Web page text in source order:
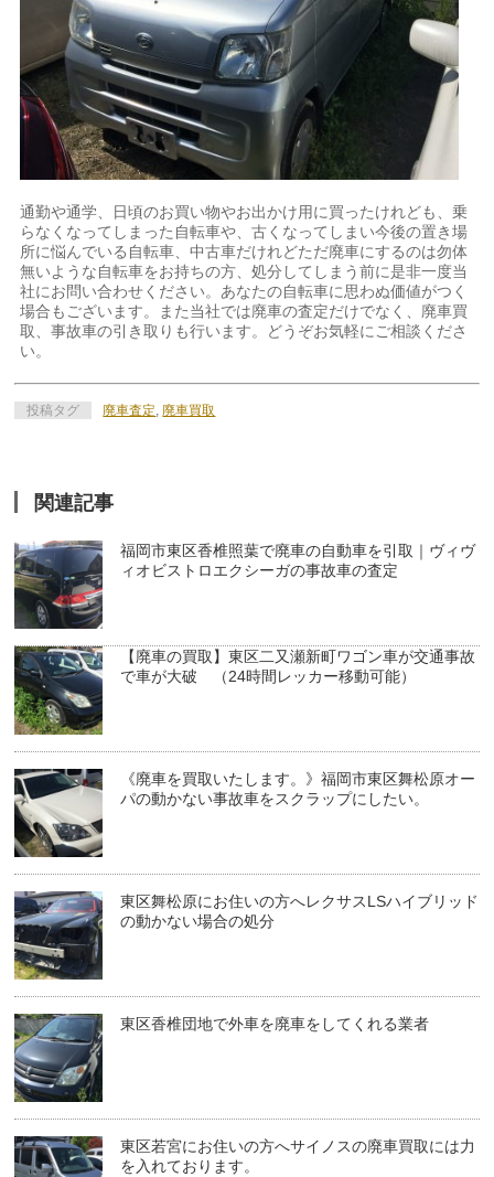
通勤や通学、日頃のお買い物やお出かけ用に買ったけれども、乗
らなくなってしまった自転車や、古くなってしまい今後の置き場
所に悩んでいる自転車、中古車だけれどただ廃車にするのは勿体
無いような自転車をお持ちの方、処分してしまう前に是非一度当
社にお問い合わせください。あなたの自転車に思わぬ価値がつく
場合もございます。また当社では廃車の査定だけでなく、廃車買
取、事故車の引き取りも行います。どうぞお気軽にご相談くださ
い。
投稿タグ 廃車査定,廃車買取
関連記事
福岡市東区香椎照葉で廃車の自動車を引取｜ヴィヴ
ィオビストロエクシーガの事故車の査定
【廃車の買取】東区二又瀬新町ワゴン車が交通事故
で車が大破 （24時間レッカー移動可能）
《廃車を買取いたします。》福岡市東区舞松原オー
パの動かない事故車をスクラップにしたい。
東区舞松原にお住いの方へレクサスLSハイブリッド
の動かない場合の処分
東区香椎団地で外車を廃車をしてくれる業者
東区若宮にお住いの方へサイノスの廃車買取には力
を入れております。